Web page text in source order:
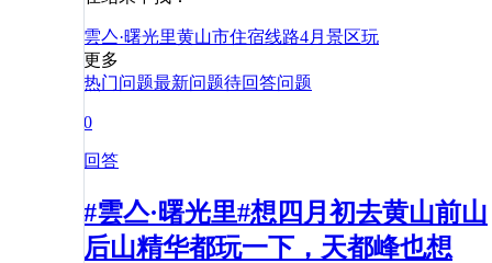
雲亼·曙光里黄山市住宿线路4月 景区玩
更多
热门问题最新问题待回答问题
0
回答
#雲亼·曙光里#想四月初去黄山前山
后山精华都玩一下，天都峰也想